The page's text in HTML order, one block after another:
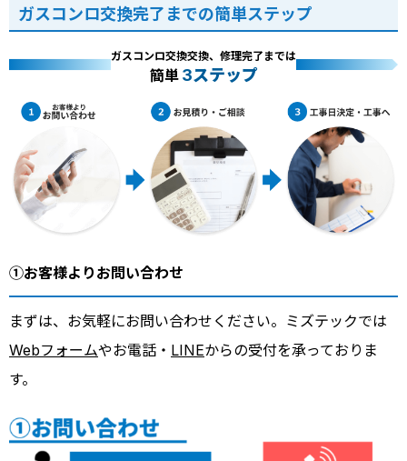
ガスコンロ交換完了までの簡単ステップ
ガスコンロ交換交換、修理完了までは
簡単 3ステップ
①お客様よりお問い合わせ
まずは、お気軽にお問い合わせください。ミズテックでは
Webフォームやお電話・ LINEからの受付を承っておりま
す。